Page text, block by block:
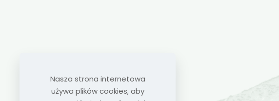
Nasza strona internetowa
używa plików cookies, aby